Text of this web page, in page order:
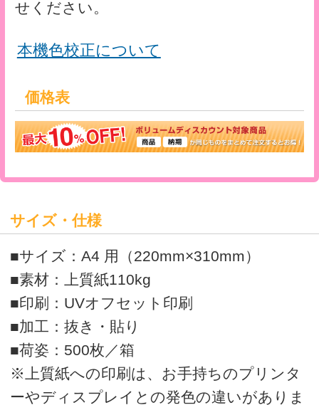
ーやディスプレイとの発色の違いがありま
※サイト上にてご選択いただけない仕様に
ついては、別途お見積りいたします。
A4ペーパーファイルテンプレート
オリジナルクリアファイルの印刷・通販はボラネット
A4ペーパーファイル一覧 A4ペーパーファイル 上質紙
運営会社